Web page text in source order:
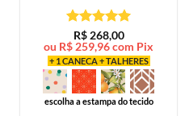
Avaliação5
de 5
R$268,00
ou R$259,96com Pix
+ 1 CANECA + TALHERES
escolha a estampa do tecido